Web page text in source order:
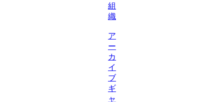
組
織
ア
ー
カ
イ
ブ
ギ
ャ